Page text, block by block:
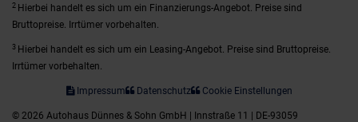
2 Hierbei handelt es sich um ein Finanzierungs-Angebot. Preise sind
Bruttopreise. Irrtümer vorbehalten.
3 Hierbei handelt es sich um ein Leasing-Angebot. Preise sind Bruttopreise.
Irrtümer vorbehalten.
Impressum Datenschutz Cookie Einstellungen
© 2026 Autohaus Dünnes & Sohn GmbH | Innstraße 11 | DE-93059